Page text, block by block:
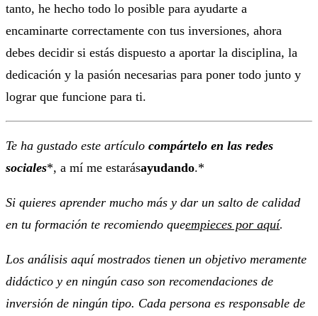
tanto, he hecho todo lo posible para ayudarte a
encaminarte correctamente con tus inversiones, ahora
debes decidir si estás dispuesto a aportar la disciplina, la
dedicación y la pasión necesarias para poner todo junto y
lograr que funcione para ti.
Te ha gustado este artículo compártelo en las redes
sociales*, a mí me estarásayudando.*
Si quieres aprender mucho más y dar un salto de calidad
en tu formación te recomiendo queempieces por aquí.
Los análisis aquí mostrados tienen un objetivo meramente
didáctico y en ningún caso son recomendaciones de
inversión de ningún tipo. Cada persona es responsable de